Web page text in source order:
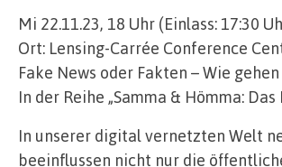
Mi 22.11.23, 18 Uhr (Einlass: 17:30
Ort: Lensing-Carrée Conference
Fake News oder Fakten – Wie
In der Reihe „Samma & Hömma:
In unserer digital vernetzten Welt
beeinflussen nicht nur die